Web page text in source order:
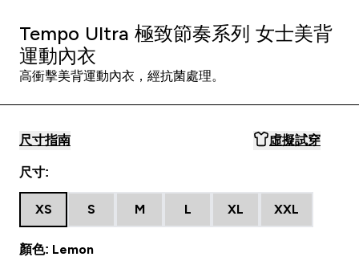
Tempo Ultra 極致節奏系列 女士美背
運動內衣
高衝擊美背運動內衣，經抗菌處理。
尺寸指南 虛擬試穿
尺寸:
XS S M L XL XXL
顏色: Lemon